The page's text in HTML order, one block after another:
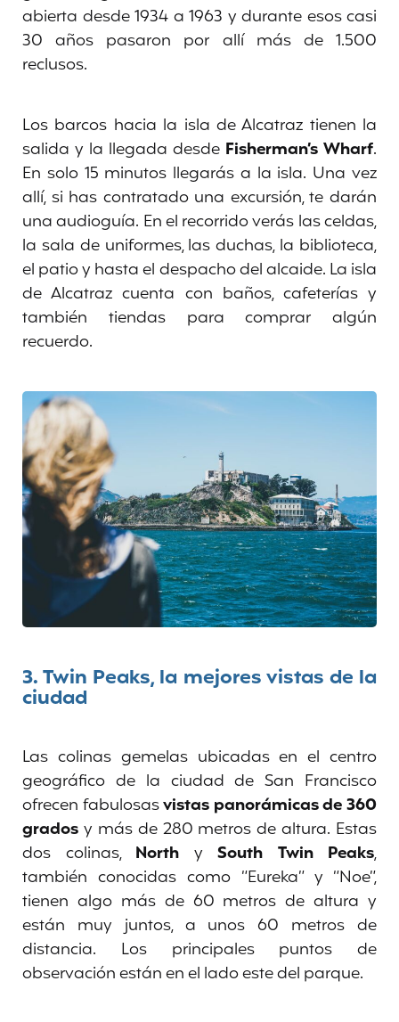
abierta desde 1934 a 1963 y durante esos casi
30 años pasaron por allí más de 1.500
reclusos.
Los barcos hacia la isla de Alcatraz tienen la
salida y la llegada desde Fisherman’s Wharf.
En solo 15 minutos llegarás a la isla. Una vez
allí, si has contratado una excursión, te darán
una audioguía. En el recorrido verás las celdas,
la sala de uniformes, las duchas, la biblioteca,
el patio y hasta el despacho del alcaide. La isla
de Alcatraz cuenta con baños, cafeterías y
también tiendas para comprar algún
recuerdo.
3.Twin Peaks, la mejores vistas de la
ciudad
Las colinas gemelas ubicadas en el centro
geográfico de la ciudad de San Francisco
ofrecen fabulosasvistas panorámicas de 360
grados y más de 280 metros de altura. Estas
dos colinas, North y South Twin Peaks,
también conocidas como “Eureka” y “Noe”,
tienen algo más de 60 metros de altura y
están muy juntos, a unos 60 metros de
distancia. Los principales puntos de
observación están en el lado este del parque.